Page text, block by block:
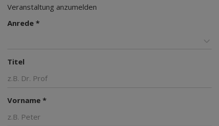
Veranstaltung anzumelden
Anrede *
Titel
Vorname *